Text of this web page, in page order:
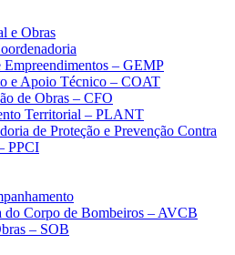
e Obras
Empreendimentos – GEMP
e Apoio Técnico – COAT
de Obras – CFO
Territorial – PLANT
de Proteção e Prevenção Contra
PPCI
do Corpo de Bombeiros – AVCB
– SOB